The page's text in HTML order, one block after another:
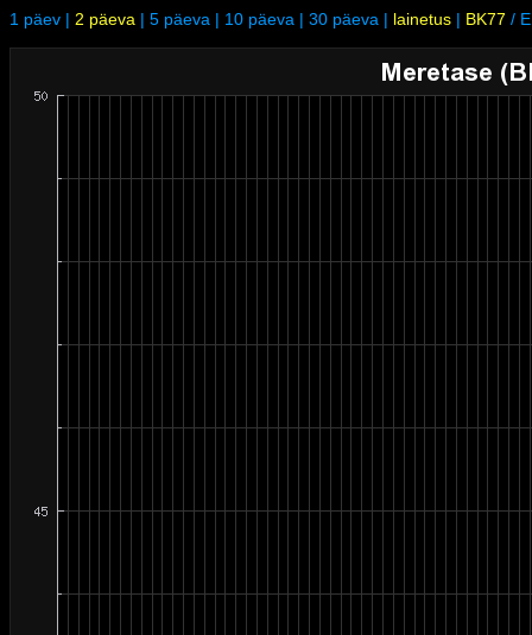
1 päev | 2 päeva | 5 päeva | 10 päeva | 30 päeva | lainetus | BK77 /